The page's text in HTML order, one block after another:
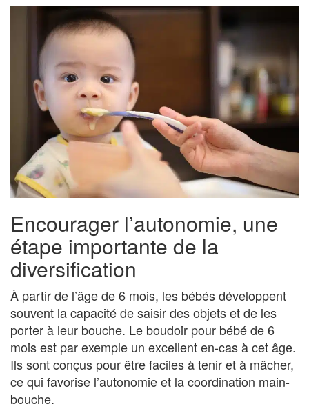
Encourager l’autonomie, une
étape importante de la
diversification
À partir de l’âge de 6 mois, les bébés développent
souvent la capacité de saisir des objets et de les
porter à leur bouche. Le boudoir pour bébé de 6
mois est par exemple un excellent en-cas à cet âge.
Ils sont conçus pour être faciles à tenir et à mâcher,
ce qui favorise l’autonomie et la coordination main-
bouche.